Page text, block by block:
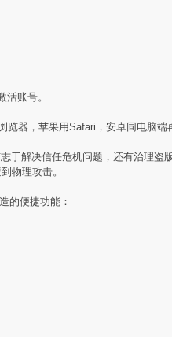
账号。
器，苹果用Safari，安卓同电脑端
解决信任危机问题，还有治理盗
物理攻击。
的便捷功能：